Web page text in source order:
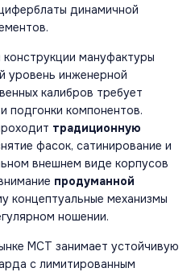
динамичной
конструкции мануфактуры
уровень инженерной
калибров требует
подгонки компонентов.
традиционную
фасок, сатинирование и
внешнем виде корпусов
продуманной
концептуальные механизмы
ношении.
MCT занимает устойчивую
с лимитированным